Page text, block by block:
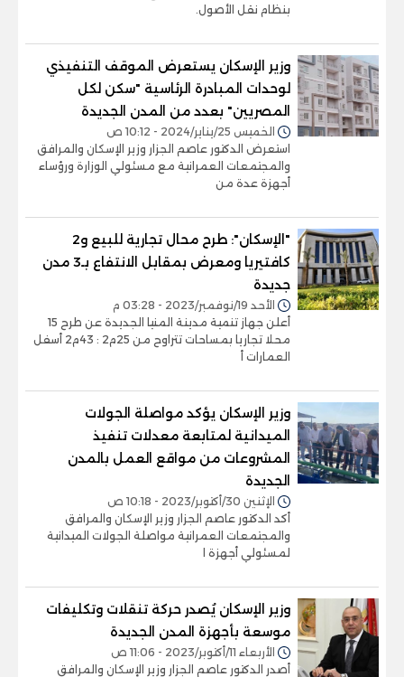
بنظام نقل الأصول.
وزير الإسكان يستعرض الموقف التنفيذي
لوحدات المبادرة الرئاسية "سكن لكل
المصريين" بعدد من المدن الجديدة
الخميس 25/يناير/2024 - 10:12 ص
استعرض الدكتور عاصم الجزار وزير الإسكان والمرافق
والمجتمعات العمرانية مع مسئولي الوزارة ورؤساء
أجهزة عدة من
"الإسكان": طرح محال تجارية للبيع و2
كافتيريا ومعرض بمقابل الانتفاع بـ3 مدن
جديدة
الأحد 19/نوفمبر/2023 - 03:28 م
أعلن جهاز تنمية مدينة المنيا الجديدة عن طرح 15
محلا تجاريا بمساحات تتراوح من 25م2 : 43م2 أسفل
العمارات أ
وزير الإسكان يؤكد مواصلة الجولات
الميدانية لمتابعة معدلات تنفيذ
المشروعات من مواقع العمل بالمدن
الجديدة
الإثنين 30/أكتوبر/2023 - 10:18 ص
أكد الدكتور عاصم الجزار وزير الإسكان والمرافق
والمجتمعات العمرانية مواصلة الجولات الميدانية
لمسئولي أجهزة ا
وزير الإسكان يُصدر حركة تنقلات وتكليفات
موسعة بأجهزة المدن الجديدة
الأربعاء 11/أكتوبر/2023 - 11:06 ص
أصدر الدكتور عاصم الجزار وزير الإسكان والمرافق